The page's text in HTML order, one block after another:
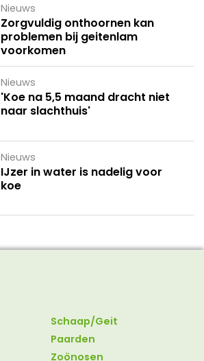
Nieuws
Zorgvuldig onthoornen kan
problemen bij geitenlam
voorkomen
Nieuws
'Koe na 5,5 maand dracht niet
naar slachthuis'
Nieuws
IJzer in water is nadelig voor
koe
Schaap/Geit
Paarden
Zoönosen